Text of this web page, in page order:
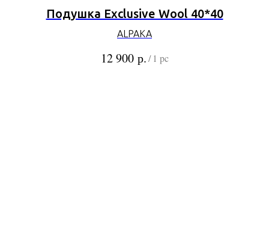
Подушка Exclusive Wool 40*40
ALPAKA
12 900 р./ 1 pc